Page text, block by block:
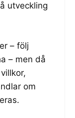
utveckling
– följ
– men då
om